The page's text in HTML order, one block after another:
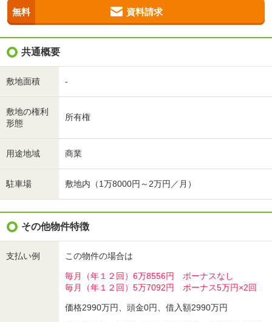
無料 資料請求
共通概要
敷地面積 -
敷地の権利
形態
所有権
用途地域 商業
駐車場 敷地内（1万8000円～2万円／月）
その他物件特徴
支払い例 この物件の場合は
毎月（年１２回）6万8556円 ボーナスなし
毎月（年１２回）5万7092円 ボーナス5万円×2回
価格2990万円、頭金0円、借入額2990万円